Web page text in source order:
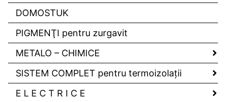
DOMOSTUK
PIGMENŢI pentru zurgavit
METALO – CHIMICE
SISTEM COMPLET pentru termoizolaţii
E L E C T R I C E